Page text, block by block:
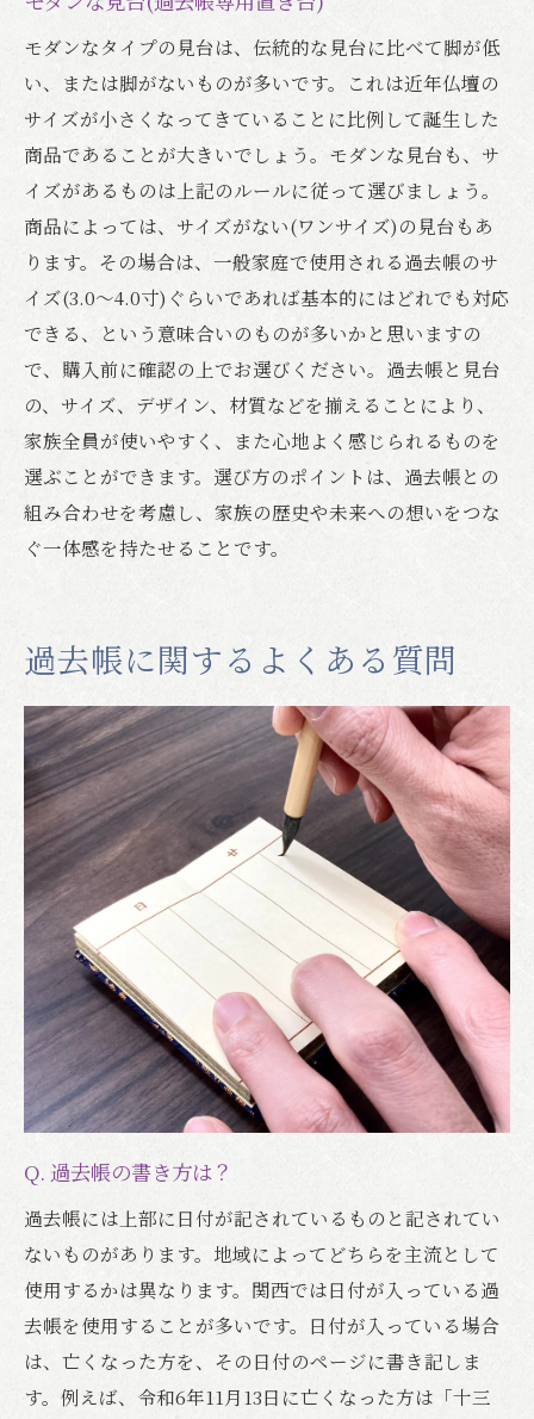
モダンなタイプの見台は、伝統的な見台に比べて脚が低
い、または脚がないものが多いです。これは近年仏壇の
サイズが小さくなってきていることに比例して誕生した
商品であることが大きいでしょう。モダンな見台も、サ
イズがあるものは上記のルールに従って選びましょう。
商品によっては、サイズがない(ワンサイズ)の見台もあ
ります。その場合は、一般家庭で使用される過去帳のサ
イズ(3.0～4.0寸)ぐらいであれば基本的にはどれでも対応
できる、という意味合いのものが多いかと思いますの
で、購入前に確認の上でお選びください。過去帳と見台
の、サイズ、デザイン、材質などを揃えることにより、
家族全員が使いやすく、また心地よく感じられるものを
選ぶことができます。選び方のポイントは、過去帳との
組み合わせを考慮し、家族の歴史や未来への想いをつな
ぐ一体感を持たせることです。
過去帳に関するよくある質問
Q. 過去帳の書き方は？
過去帳には上部に日付が記されているものと記されてい
ないものがあります。地域によってどちらを主流として
使用するかは異なります。関西では日付が入っている過
去帳を使用することが多いです。日付が入っている場合
は、亡くなった方を、その日付のページに書き記しま
す。例えば、令和6年11月13日に亡くなった方は「十三